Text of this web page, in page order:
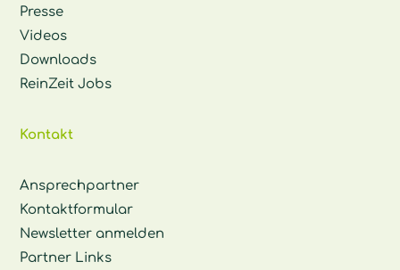
Presse
Videos
Downloads
ReinZeit Jobs
Kontakt
Ansprechpartner
Kontaktformular
Newsletter anmelden
Partner Links